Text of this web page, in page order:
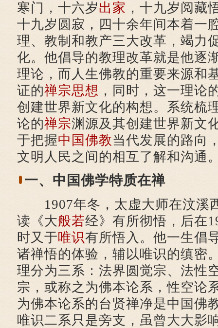
寒门，十六岁出家 ，十九岁阅藏
十九岁圆寂，四十余年间本着一
理、教制和教产三大改革，竭力
化。他倡导的教理改革就是他逐
理论，而人生佛教的重要来源和
证的禅宗思想 ，同时，这一理论
创建世界新文化的构想。系统梳
论的禅宗渊源及其创建世界新文
于把握中国佛教当代发展的路向
文明人民之间的相互了解和沟通
一、中国佛学特质在禅
1907年冬，太虚大师在汶溪
读《大般若经》有所彻悟，后在
时又于唯识有所悟入。他一生倡
诸禅悟的体验，辅以唯识的缜密
理分为三系：法界圆觉宗、法性
宗，或称之为佛本论系，性空论
为佛本论系的台贤禅净是中国佛
唯识二系只是旁支，虽曾大大影